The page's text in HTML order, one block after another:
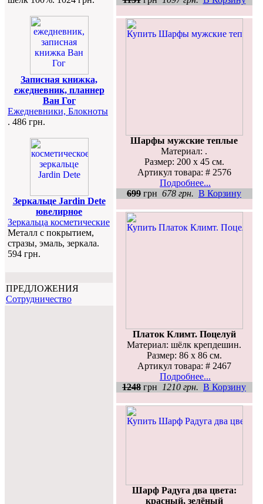
Записная книжка,
ежедневник, планнер
Ван Гог
Ежедневники, Блокноты
. 486 грн.
Зеркальце Jardin Dete
ювелирное
Зеркальца косметические
Металл с покрытием,
стразы, эмаль, зеркала.
594 грн.
ПРЕДЛОЖЕНИЯ
Cотрудничество
Шарфы мужские теплые
Материал: .
Размер: 200 х 45 см.
Артикул товара: # 2576
Подробнее...
699 грн 678 грн. В Корзину
Платок Климт. Поцелуй
Материал: шёлк крепдешин.
Размер: 86 х 86 см.
Артикул товара: # 2467
Подробнее...
1248 грн 1210 грн. В Корзину
Шарф Радуга два цвета:
красный, зелёный